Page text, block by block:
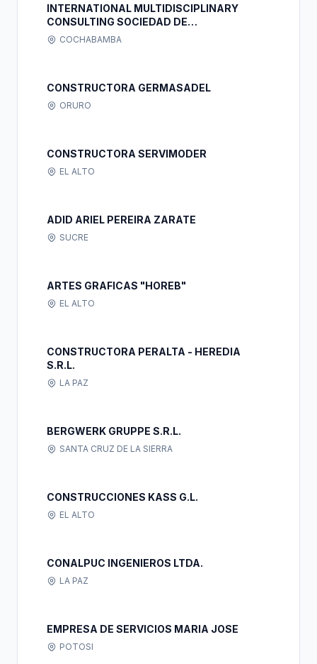
INTERNATIONAL MULTIDISCIPLINARY
CONSULTING SOCIEDAD DE
RESPONSABILIDAD LIMITADA
COCHABAMBA
CONSTRUCTORA GERMASADEL
ORURO
CONSTRUCTORA SERVIMODER
EL ALTO
ADID ARIEL PEREIRA ZARATE
SUCRE
ARTES GRAFICAS "HOREB"
EL ALTO
CONSTRUCTORA PERALTA - HEREDIA
S.R.L.
LA PAZ
BERGWERK GRUPPE S.R.L.
SANTA CRUZ DE LA SIERRA
CONSTRUCCIONES KASS G.L.
EL ALTO
CONALPUC INGENIEROS LTDA.
LA PAZ
EMPRESA DE SERVICIOS MARIA JOSE
POTOSI